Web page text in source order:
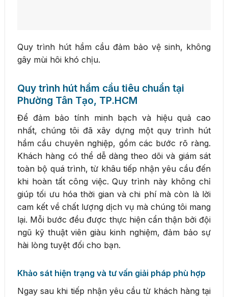
Quy trình hút hầm cầu đảm bảo vệ sinh, không
gây mùi hôi khó chịu.
Quy trình hút hầm cầu tiêu chuẩn tại
Phường Tân Tạo, TP.HCM
Để đảm bảo tính minh bạch và hiệu quả cao
nhất, chúng tôi đã xây dựng một quy trình hút
hầm cầu chuyên nghiệp, gồm các bước rõ ràng.
Khách hàng có thể dễ dàng theo dõi và giám sát
toàn bộ quá trình, từ khâu tiếp nhận yêu cầu đến
khi hoàn tất công việc. Quy trình này không chỉ
giúp tối ưu hóa thời gian và chi phí mà còn là lời
cam kết về chất lượng dịch vụ mà chúng tôi mang
lại. Mỗi bước đều được thực hiện cẩn thận bởi đội
ngũ kỹ thuật viên giàu kinh nghiệm, đảm bảo sự
hài lòng tuyệt đối cho bạn.
Khảo sát hiện trạng và tư vấn giải pháp phù hợp
Ngay sau khi tiếp nhận yêu cầu từ khách hàng tại